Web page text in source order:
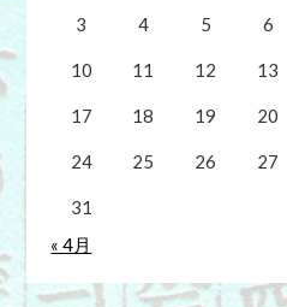
3 4 5 6
10 11 12 13
17 18 19 20
24 25 26 27
31
« 4月